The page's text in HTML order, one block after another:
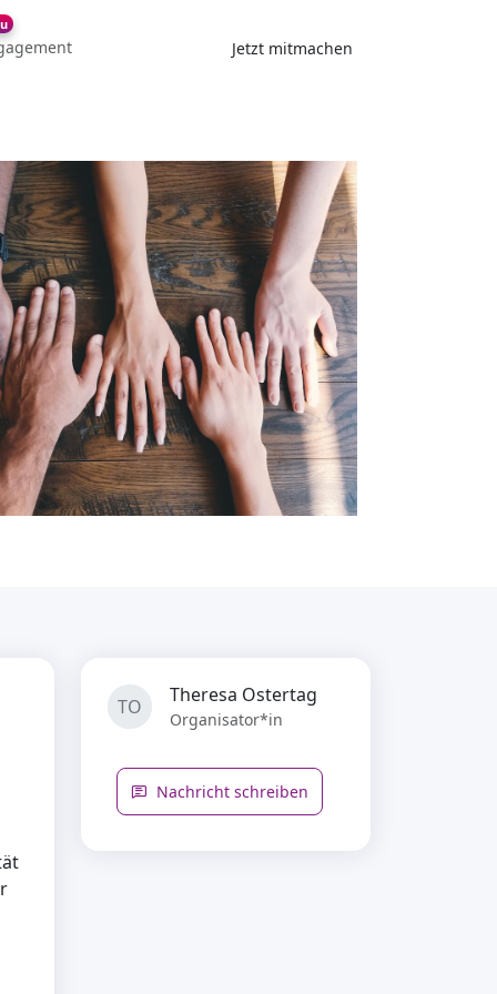
Jetzt mitmachen
TO Theresa Ostertag
Organisator*in
Nachricht schreiben